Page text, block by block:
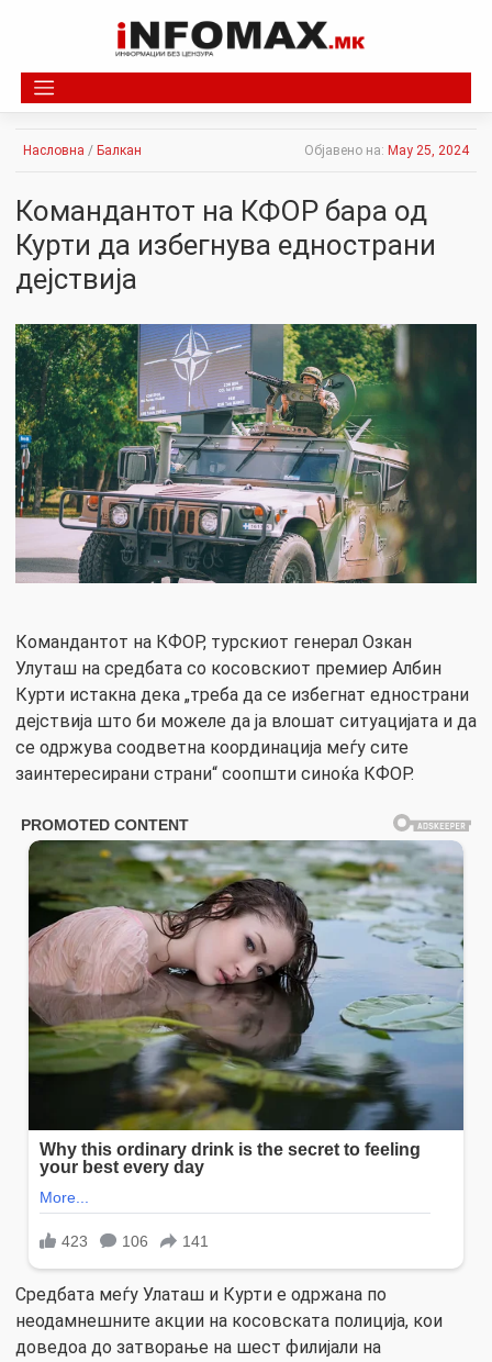
Насловна / Балкан Објавено на: May 25, 2024
Командантот на КФОР бара од
Курти да избегнува еднострани
дејствија
Командантот на КФОР, турскиот генерал Озкан
Улуташ на средбата со косовскиот премиер Албин
Курти истакна дека „треба да се избегнат еднострани
дејствија што би можеле да ја влошат ситуацијата и да
се одржува соодветна координација меѓу сите
заинтересирани страни“ соопшти синоќа КФОР.
Средбата меѓу Улаташ и Курти е одржана по
неодамнешните акции на косовската полиција, кои
доведоа до затворање на шест филијали на